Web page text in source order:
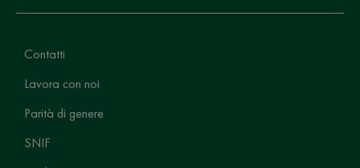
Contatti
Lavora con noi
Parità di genere
SNIF